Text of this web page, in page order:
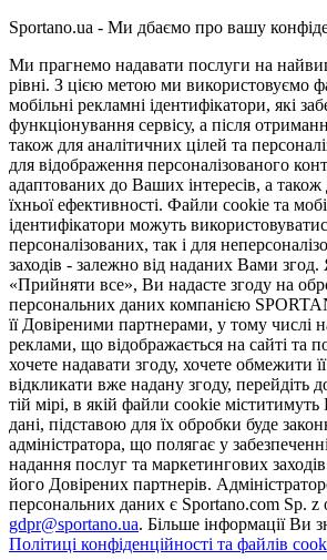
Sportano.ua - Ми дбаємо про вашу
Ми прагнемо надавати послуги на
рівні. З цією метою ми використовуємо
мобільні рекламні ідентифікатори, які
функціонування сервісу, а після
також для аналітичних цілей та
для відображення персоналізованого
адаптованих до Ваших інтересів, а
їхньої ефективності. Файли cookie та
ідентифікатори можуть
персоналізованих, так і для
заходів - залежно від наданих Вами
«Прийняти все», Ви надасте згоду на
персональних даних компанією
її Довіреними партнерами, у тому числі
реклами, що відображається на сайті
хочете надавати згоду, хочете обмежити
відкликати вже надану згоду, перейдіть
тій мірі, в якій файли cookie міститимуть
дані, підставою для їх обробки буде
адміністратора, що полягає у
надання послуг та маркетингових заходів
його Довірених партнерів.
персональних даних є Sportano.com Sp. z
gdpr@sportano.ua. Більше інформації Ви
Політиці конфіденційності та файлів